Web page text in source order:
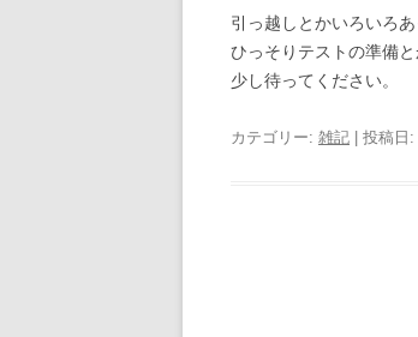
引っ越しとかいろいろ
ひっそりテストの準備
少し待ってください。
カテゴリー: 雑記 | 投稿日: